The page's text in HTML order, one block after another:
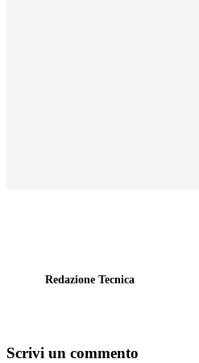
Redazione Tecnica
Scrivi un commento